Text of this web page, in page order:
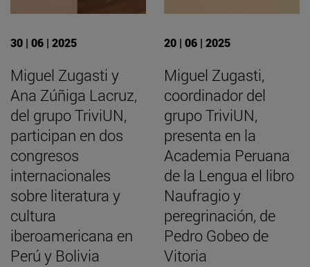
30 | 06 | 2025
Miguel Zugasti y
Ana Zúñiga Lacruz,
del grupo TriviUN,
participan en dos
congresos
internacionales
sobre literatura y
cultura
iberoamericana en
Perú y Bolivia
20 | 06 | 2025
Miguel Zugasti,
coordinador del
grupo TriviUN,
presenta en la
Academia Peruana
de la Lengua el libro
Naufragio y
peregrinación, de
Pedro Gobeo de
Vitoria